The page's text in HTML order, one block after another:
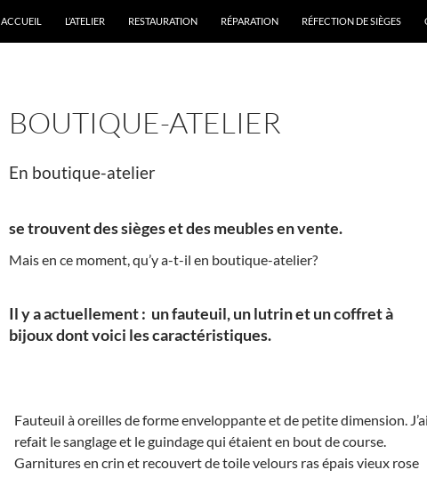
ACCUEIL L’ATELIER RESTAURATION RÉPARATION RÉFECTION DE SIÈGES
BOUTIQUE-ATELIER
En boutique-atelier
se trouvent des sièges et des meubles en vente.
Mais en ce moment, qu’y a-t-il en boutique-atelier?
Il y a actuellement : un fauteuil, un lutrin et un coffret à
bijoux dont voici les caractéristiques.
Fauteuil à oreilles de forme enveloppante et de petite dimension. J’ai
refait le sanglage et le guindage qui étaient en bout de course.
Garnitures en crin et recouvert de toile velours ras épais vieux rose